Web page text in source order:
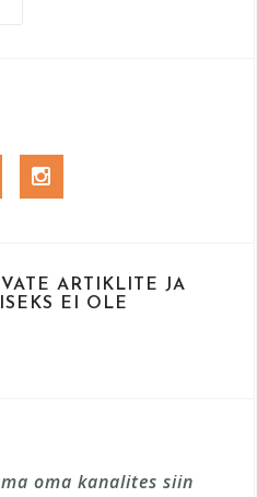
ARTIKLITE JA
EI OLE
oma kanalites siin